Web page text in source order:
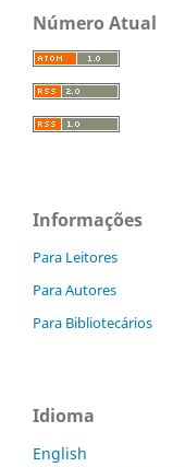
Número Atual
Informações
Para Leitores
Para Autores
Para Bibliotecários
Idioma
English